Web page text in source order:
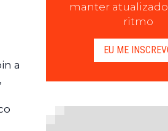
a
manter
ritmo
EU ME